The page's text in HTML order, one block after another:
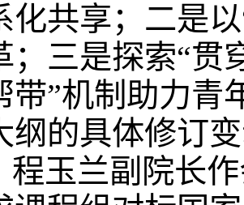
化共享；二是
；三是探索“贯
带”机制助力青
纲的具体修订
程玉兰副院长